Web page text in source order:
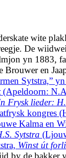
wite
De
yn 1883,
Brouwer en
Sytstra,”
(Apeldoorn:
Frysk lieder:
kongres
Kalma en
Sytstra
Winst út
by de bakker